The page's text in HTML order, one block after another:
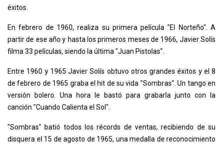
éxitos.
En febrero de 1960, realiza su primera película "El Norteño". A
partir de ese año y hasta los primeros meses de 1966, Javier Solís
filma 33 películas, siendo la última "Juan Pistolas".
Entre 1960 y 1965 Javier Solís obtuvo otros grandes éxitos y el 8
de febrero de 1965 graba el hit de su vida "Sombras". Un tango en
versión bolero. Una hora le bastó para grabarla junto con la
canción "Cuando Calienta el Sol".
"Sombras" batió todos los récords de ventas, recibiendo de su
disquera el 15 de agosto de 1965, una medalla de reconocimiento